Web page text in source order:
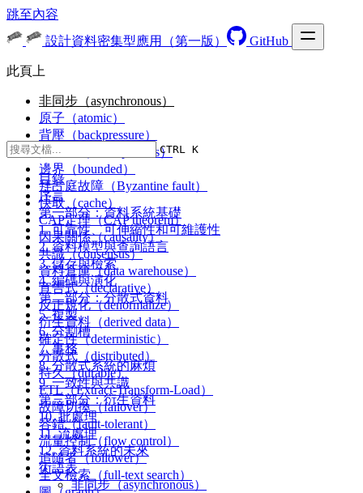
跳至內容
設計資料密集型應用（第一版）
GitHub
CTRL K
目錄
序言
第一部分：資料系統基礎
1. 可靠性、可伸縮性和可維護性
2. 資料模型與查詢語言
3. 儲存與檢索
4. 編碼與演化
第二部分：分散式資料
5. 複製
6. 分割槽
7. 事務
8. 分散式系統的麻煩
9. 一致性與共識
第三部分：衍生資料
10. 批處理
11. 流處理
12. 資料系統的未來
術語表
非同步（asynchronous）
此頁上
非同步（asynchronous）
原子（atomic）
背壓（backpressure）
批處理（batch process）
邊界（bounded）
拜占庭故障（Byzantine fault）
快取（cache）
CAP定理（CAP theorem）
因果關係（causality）
共識（consensus）
資料倉庫（data warehouse）
宣告式（declarative）
反正規化（denormalize）
衍生資料（derived data）
確定性（deterministic）
分散式（distributed）
持久（durable）
ETL（Extract-Transform-Load）
故障切換（failover）
容錯（fault-tolerant）
流量控制（flow control）
追隨者（follower）
全文檢索（full-text search）